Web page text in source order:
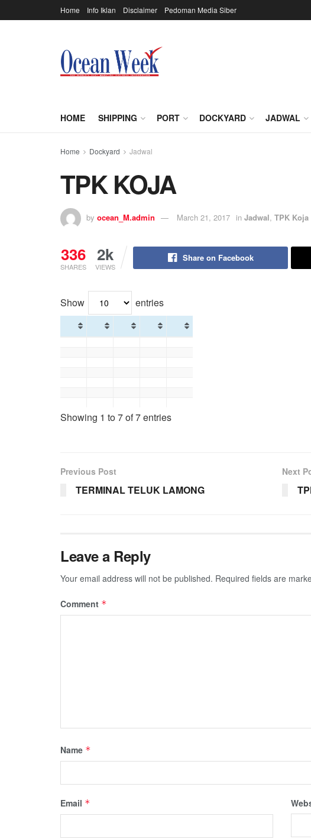
Home Info Iklan Disclaimer Pedoman Media Siber
HOME SHIPPING PORT DOCKYARD JADWAL
Home Dockyard Jadwal
TPK KOJA
by ocean_M.admin March 21, 2017 in Jadwal, TPK Koja
336
SHARES
2k
VIEWS
Share on Facebook
Show entries
Showing 1 to 7 of 7 entries
Previous Post
TERMINAL TELUK LAMONG
Next
Leave a Reply
Your email address will not be published. Required fields are
Comment *
Name *
Email *